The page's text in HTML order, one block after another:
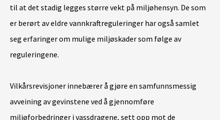
til at det stadig legges større vekt på miljøhensyn. De som
er berørt av eldre vannkraftreguleringer har også samlet
seg erfaringer om mulige miljøskader som følge av
reguleringene.
Vilkårsrevisjoner innebærer å gjøre en samfunnsmessig
avveining av gevinstene ved å gjennomføre
miljøforbedringer i vassdragene, sett opp mot de